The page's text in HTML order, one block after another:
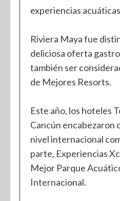
experiencias
Riviera Maya fue
deliciosa oferta
también ser
de Mejores Resorts.
Este año, los hoteles
Cancún encabezaron
nivel internacional
parte, Experiencias
Mejor Parque
Internacional.